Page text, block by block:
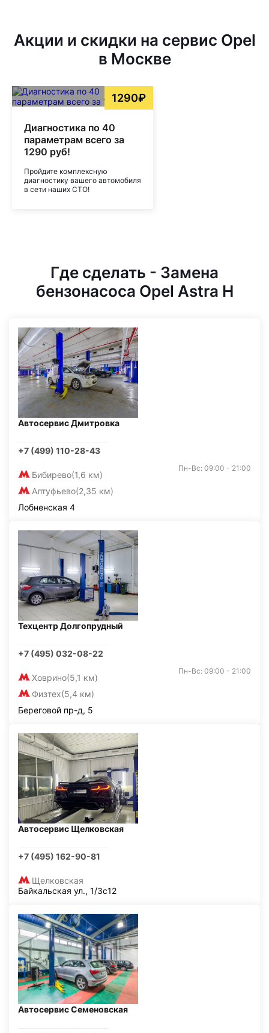
Акции и скидки на сервис Opel
в Москве
1290₽
Диагностика по 40
параметрам всего за
1290 руб!
Пройдите комплексную
диагностику вашего автомобиля
в сети наших СТО!
Где сделать - Замена
бензонасоса Opel Astra H
Автосервис Дмитровка
+7 (499) 110-28-43
Бибирево(1,6 км)
Алтуфьево(2,35 км)
Пн-Вс: 09:00 - 21:00
Лобненская 4
Техцентр Долгопрудный
+7 (495) 032-08-22
Ховрино(5,1 км)
Физтех(5,4 км)
Пн-Вс: 09:00 - 21:00
Береговой пр-д, 5
Автосервис Щелковская
+7 (495) 162-90-81
Щелковская
Байкальская ул., 1/3с12
Автосервис Семеновская